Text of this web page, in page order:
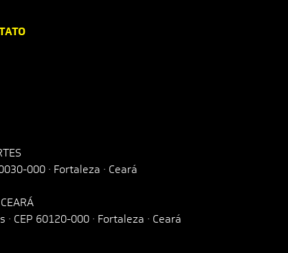
000 · Fortaleza · Ceará
CEP 60120-000 · Fortaleza · Ceará